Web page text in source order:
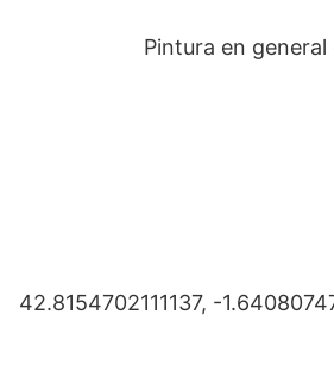
Pintura en general
42.8154702111137, -